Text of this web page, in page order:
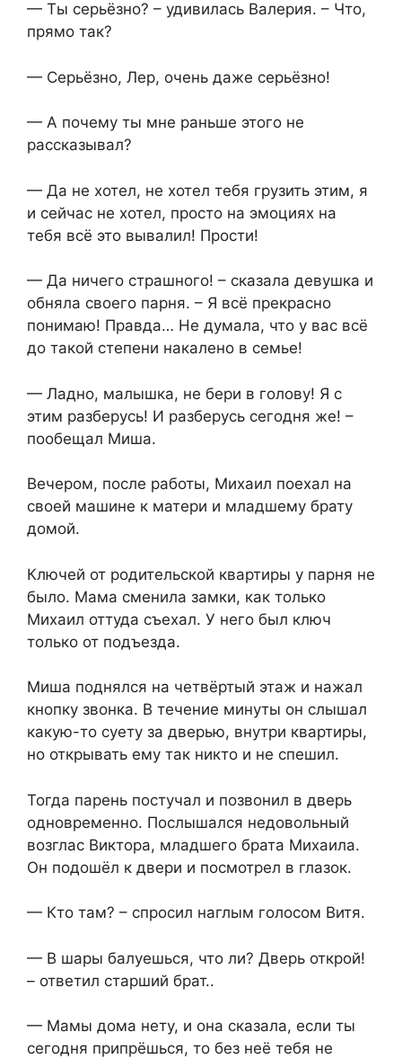
— Ты серьёзно? – удивилась Валерия. – Что,
прямо так?
— Серьёзно, Лер, очень даже серьёзно!
— А почему ты мне раньше этого не
рассказывал?
— Да не хотел, не хотел тебя грузить этим, я
и сейчас не хотел, просто на эмоциях на
тебя всё это вывалил! Прости!
— Да ничего страшного! – сказала девушка и
обняла своего парня. – Я всё прекрасно
понимаю! Правда… Не думала, что у вас всё
до такой степени накалено в семье!
— Ладно, малышка, не бери в голову! Я с
этим разберусь! И разберусь сегодня же! –
пообещал Миша.
Вечером, после работы, Михаил поехал на
своей машине к матери и младшему брату
домой.
Ключей от родительской квартиры у парня не
было. Мама сменила замки, как только
Михаил оттуда съехал. У него был ключ
только от подъезда.
Миша поднялся на четвёртый этаж и нажал
кнопку звонка. В течение минуты он слышал
какую-то суету за дверью, внутри квартиры,
но открывать ему так никто и не спешил.
Тогда парень постучал и позвонил в дверь
одновременно. Послышался недовольный
возглас Виктора, младшего брата Михаила.
Он подошёл к двери и посмотрел в глазок.
— Кто там? – спросил наглым голосом Витя.
— В шары балуешься, что ли? Дверь открой!
– ответил старший брат..
— Мамы дома нету, и она сказала, если ты
сегодня припрёшься, то без неё тебя не